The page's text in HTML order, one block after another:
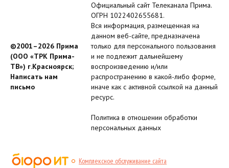
©2001–2026 Прима
(ООО «ТРК Прима-
ТВ») г.Красноярск;
Написать нам
письмо
Официальный сайт Телеканала Прима.
ОГРН 1022402655681.
Вся информация, размещенная на
данном веб-сайте, предназначена
только для персонального пользования
и не подлежит дальнейшему
воспроизведению и/или
распространению в какой-либо форме,
иначе как с активной ссылкой на данный
ресурс.
Политика в отношении обработки
персональных данных
Комплексное обслуживание сайта